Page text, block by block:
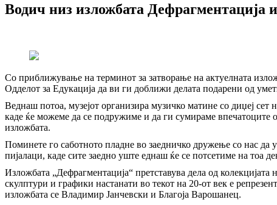
Водич низ изложбата Дефрагментација
Со приближување на терминот за затворање на актуелната
Одделот за Едукација да ви ги доближи делата подарени од
Веднаш потоа, музејот организира музичко матине со диџеј
каде ќе можеме да се подружиме и да ги сумираме впечатоците
изложбата.
Поминете го саботното пладне во заедничко дружење со нас да
пијалаци, каде сите заедно уште еднаш ќе се потсетиме на
Изложбата „Дефрагментација“ претставува дела од
скулптури и графики настанати во текот на 20-от век е
изложбата се Владимир Јанчевски и Благоја Варошанец.